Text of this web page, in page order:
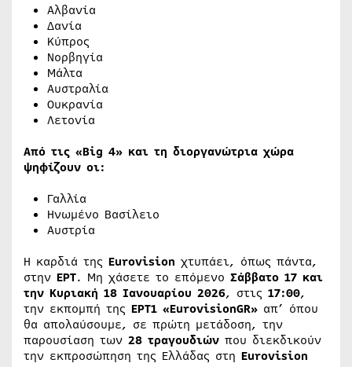
Αλβανία
Δανία
Κύπρος
Νορβηγία
Μάλτα
Αυστραλία
Ουκρανία
Λετονία
Από τις «Big 4» και τη διοργανώτρια χώρα
ψηφίζουν οι:
Γαλλία
Ηνωμένο Βασίλειο
Αυστρία
Η καρδιά της Eurovision χτυπάει, όπως πάντα,
στην ΕΡΤ. Μη χάσετε το επόμενο Σάββατο 17 και
την Κυριακή 18 Ιανουαρίου 2026, στις 17:00,
την εκπομπή της ΕΡΤ1 «EurovisionGR» απ’ όπου
θα απολαύσουμε, σε πρώτη μετάδοση, την
παρουσίαση των 28 τραγουδιών που διεκδικούν
την εκπροσώπηση της Ελλάδας στη Eurovision